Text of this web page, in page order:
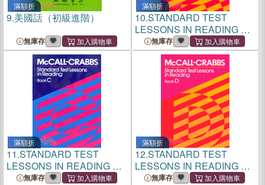
滿額折
9.美國話（初級進階）
無庫存
滿額折
10.STANDARD TEST
LESSONS IN READING A
標準閱讀測驗A
無庫存
滿額折
11.STANDARD TEST
LESSONS IN READING C
標準閱讀測驗C
無庫存
滿額折
12.STANDARD TEST
LESSONS IN READING D
標準閱讀測驗D
無庫存